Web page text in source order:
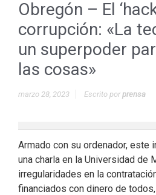
Obregón – El
corrupción: «La
un superpoder
las cosas»
marzo 28, 2023 Escrito porprensa
Armado con su ordenador, este
una charla en la Universidad de
irregularidades en la
financiados con dinero de